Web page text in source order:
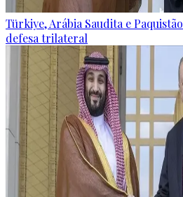
Türkiye, Arábia Saudita e
defesa trilateral